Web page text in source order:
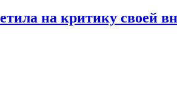
на критику своей